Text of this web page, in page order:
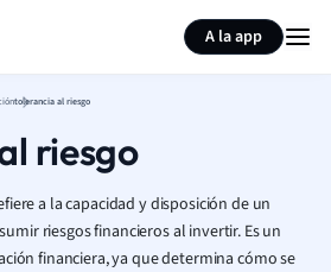
A la app
tolerancia al riesgo
riesgo
a la capacidad y disposición de un
riesgos financieros al invertir. Es un
financiera, ya que determina cómo se
Resumir página